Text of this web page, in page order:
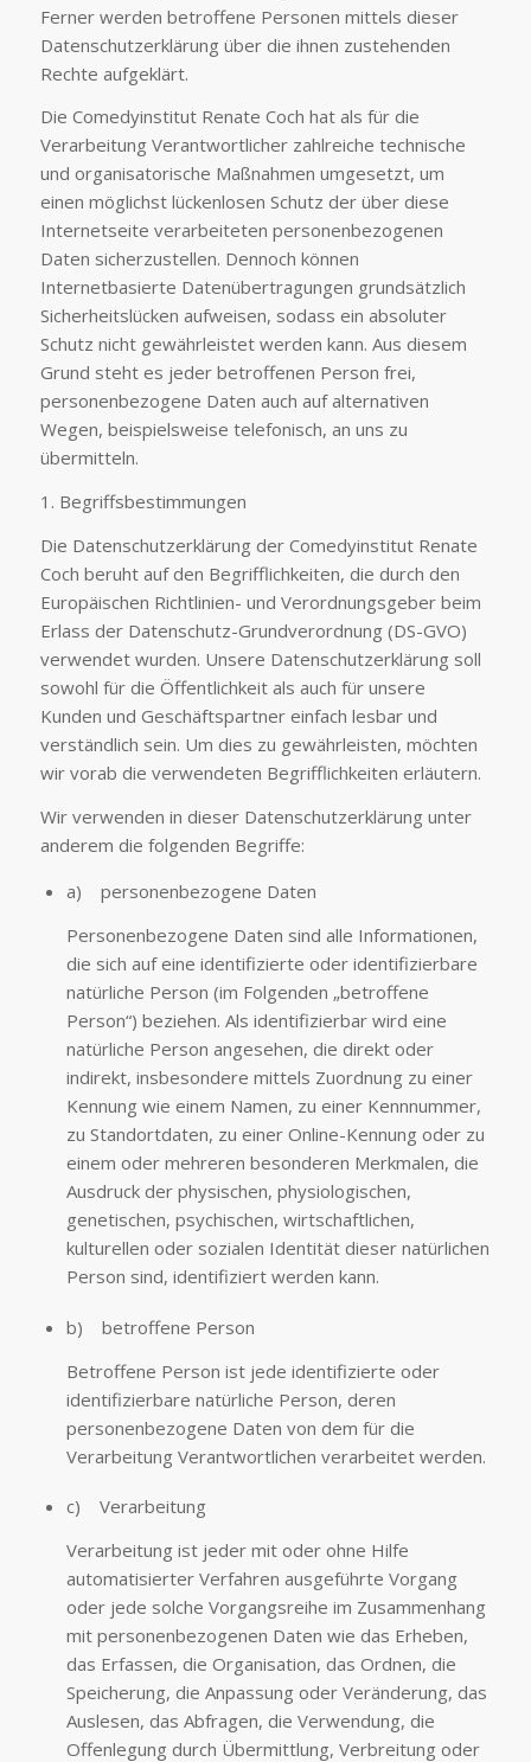
Ferner werden betroffene Personen mittels dieser
Datenschutzerklärung über die ihnen zustehenden
Rechte aufgeklärt.
Die Comedyinstitut Renate Coch hat als für die
Verarbeitung Verantwortlicher zahlreiche technische
und organisatorische Maßnahmen umgesetzt, um
einen möglichst lückenlosen Schutz der über diese
Internetseite verarbeiteten personenbezogenen
Daten sicherzustellen. Dennoch können
Internetbasierte Datenübertragungen grundsätzlich
Sicherheitslücken aufweisen, sodass ein absoluter
Schutz nicht gewährleistet werden kann. Aus diesem
Grund steht es jeder betroffenen Person frei,
personenbezogene Daten auch auf alternativen
Wegen, beispielsweise telefonisch, an uns zu
übermitteln.
1. Begriffsbestimmungen
Die Datenschutzerklärung der Comedyinstitut Renate
Coch beruht auf den Begrifflichkeiten, die durch den
Europäischen Richtlinien- und Verordnungsgeber beim
Erlass der Datenschutz-Grundverordnung (DS-GVO)
verwendet wurden. Unsere Datenschutzerklärung soll
sowohl für die Öffentlichkeit als auch für unsere
Kunden und Geschäftspartner einfach lesbar und
verständlich sein. Um dies zu gewährleisten, möchten
wir vorab die verwendeten Begrifflichkeiten erläutern.
Wir verwenden in dieser Datenschutzerklärung unter
anderem die folgenden Begriffe:
a) personenbezogene Daten
Personenbezogene Daten sind alle Informationen,
die sich auf eine identifizierte oder identifizierbare
natürliche Person (im Folgenden „betroffene
Person“) beziehen. Als identifizierbar wird eine
natürliche Person angesehen, die direkt oder
indirekt, insbesondere mittels Zuordnung zu einer
Kennung wie einem Namen, zu einer Kennnummer,
zu Standortdaten, zu einer Online-Kennung oder zu
einem oder mehreren besonderen Merkmalen, die
Ausdruck der physischen, physiologischen,
genetischen, psychischen, wirtschaftlichen,
kulturellen oder sozialen Identität dieser natürlichen
Person sind, identifiziert werden kann.
b) betroffene Person
Betroffene Person ist jede identifizierte oder
identifizierbare natürliche Person, deren
personenbezogene Daten von dem für die
Verarbeitung Verantwortlichen verarbeitet werden.
c) Verarbeitung
Verarbeitung ist jeder mit oder ohne Hilfe
automatisierter Verfahren ausgeführte Vorgang
oder jede solche Vorgangsreihe im Zusammenhang
mit personenbezogenen Daten wie das Erheben,
das Erfassen, die Organisation, das Ordnen, die
Speicherung, die Anpassung oder Veränderung, das
Auslesen, das Abfragen, die Verwendung, die
Offenlegung durch Übermittlung, Verbreitung oder